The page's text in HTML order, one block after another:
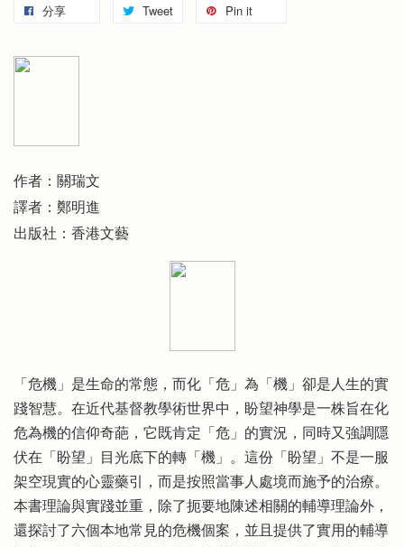
分享 Tweet Pin it
作者：關瑞文
譯者：鄭明進
出版社：香港文藝
「危機」是生命的常態，而化「危」為「機」卻是人生的實
踐智慧。在近代基督教學術世界中，盼望神學是一株旨在化
危為機的信仰奇葩，它既肯定「危」的實況，同時又強調隱
伏在「盼望」目光底下的轉「機」。這份「盼望」不是一服
架空現實的心靈藥引，而是按照當事人處境而施予的治療。
本書理論與實踐並重，除了扼要地陳述相關的輔導理論外，
還探討了六個本地常見的危機個案，並且提供了實用的輔導